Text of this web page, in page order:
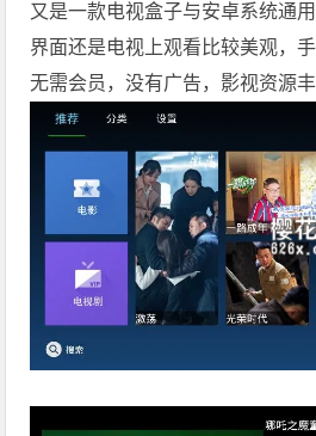
又是一款电视盒子与安卓系统通
界面还是电视上观看比较美观，
无需会员，没有广告，影视资源